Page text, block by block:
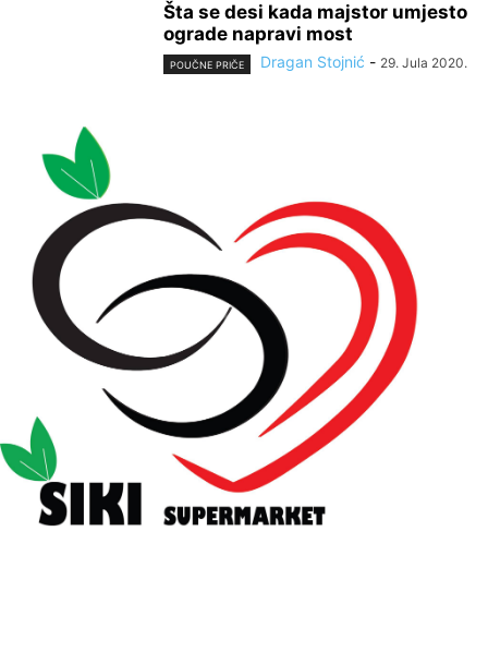
Šta se desi kada majstor umjesto
ograde napravi most
POUČNE PRIČE Dragan Stojnić - 29. Jula 2020.